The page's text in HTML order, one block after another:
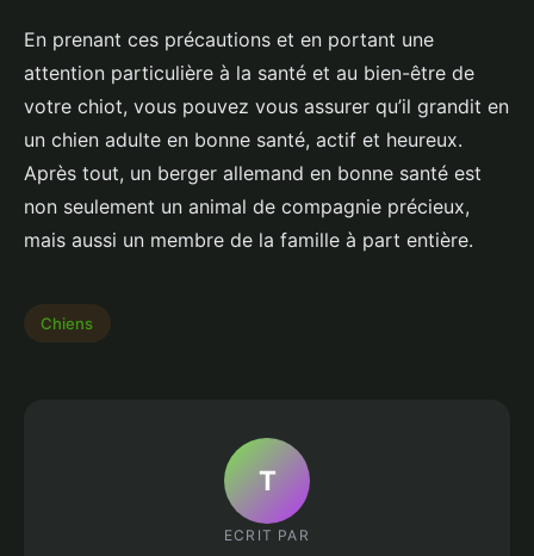
En prenant ces précautions et en portant une
attention particulière à la santé et au bien-être de
votre chiot, vous pouvez vous assurer qu’il grandit en
un chien adulte en bonne santé, actif et heureux.
Après tout, un berger allemand en bonne santé est
non seulement un animal de compagnie précieux,
mais aussi un membre de la famille à part entière.
Chiens
T
ECRIT PAR